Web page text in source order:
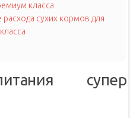
класса
расхода сухих кормов для
супер